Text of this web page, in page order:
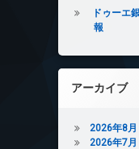
ドゥーエ
報
アーカイブ
2026年8月
2026年7月